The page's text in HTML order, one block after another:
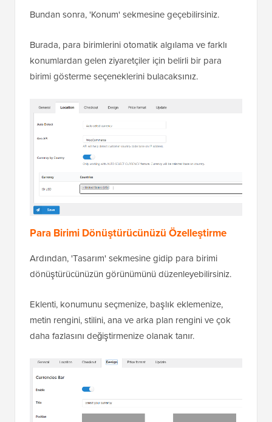
Bundan sonra, 'Konum' sekmesine geçebilirsiniz.
Burada, para birimlerini otomatik algılama ve farklı
konumlardan gelen ziyaretçiler için belirli bir para
birimi gösterme seçeneklerini bulacaksınız.
Para Birimi Dönüştürücünüzü Özelleştirme
Ardından, 'Tasarım' sekmesine gidip para birimi
dönüştürücünüzün görünümünü düzenleyebilirsiniz.
Eklenti, konumunu seçmenize, başlık eklemenize,
metin rengini, stilini, ana ve arka plan rengini ve çok
daha fazlasını değiştirmenize olanak tanır.